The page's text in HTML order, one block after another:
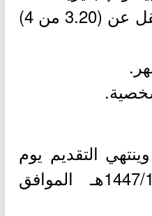
5- معدل تراكمي لا يقل عن (3.20 من 4)
التقديم يوم
الأحد بتاريخ 1447/11/22هـ الموافق